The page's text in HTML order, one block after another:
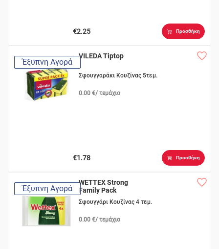
€2.25 Προσθήκη
Έξυπνη Αγορά
VILEDA Tiptop
Σφουγγαράκι Κουζίνας 5τεμ.
0.00 €/ τεμάχιο
€1.78 Προσθήκη
Έξυπνη Αγορά
WETTEX Strong
Family Pack
Σφουγγάρι Κουζίνας 4 τεμ.
0.00 €/ τεμάχιο